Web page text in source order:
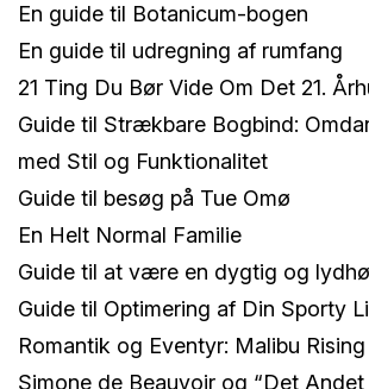
En guide til Botanicum-bogen
En guide til udregning af rumfang
21 Ting Du Bør Vide Om Det 21.
Guide til Strækbare Bogbind:
med Stil og Funktionalitet
Guide til besøg på Tue Omø
En Helt Normal Familie
Guide til at være en dygtig og
Guide til Optimering af Din Sporty
Romantik og Eventyr: Malibu Rising
Simone de Beauvoir og “Det Andet